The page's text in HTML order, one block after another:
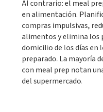
Al contrario: el meal
en alimentación.
compras impulsivas,
alimentos y elimina los
domicilio de los días en
preparado. La mayoría
con meal prep notan
del supermercado.